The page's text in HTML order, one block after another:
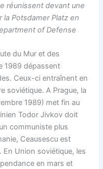
réunissent devant une
la Potsdamer Platz en
of Defense
du Mur et des
1989 dépassent
Ceux-ci entraînent en
soviétique. A Prague, la
1989) met fin au
Todor Jivkov doit
communiste plus
Ceausescu est
En Union soviétique, les
en mars et